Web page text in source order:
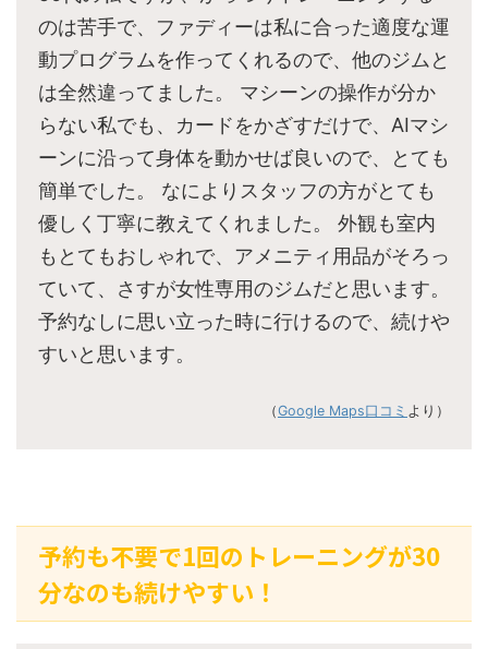
のは苦手で、ファディーは私に合った適度な運
動プログラムを作ってくれるので、他のジムと
は全然違ってました。 マシーンの操作が分か
らない私でも、カードをかざすだけで、AIマシ
ーンに沿って身体を動かせば良いので、とても
簡単でした。 なによりスタッフの方がとても
優しく丁寧に教えてくれました。 外観も室内
もとてもおしゃれで、アメニティ用品がそろっ
ていて、さすが女性専用のジムだと思います。
予約なしに思い立った時に行けるので、続けや
すいと思います。
（Google Maps口コミ より）
予約も不要で1回のトレーニングが30
分なのも続けやすい！